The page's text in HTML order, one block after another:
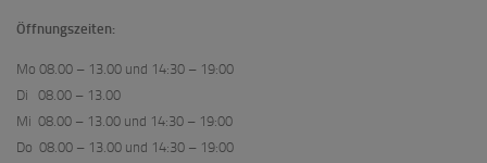
Öffnungszeiten:
Mo 08.00 – 13.00 und 14:30 – 19:00
Di 08.00 – 13.00
Mi 08.00 – 13.00 und 14:30 – 19:00
Do 08.00 – 13.00 und 14:30 – 19:00